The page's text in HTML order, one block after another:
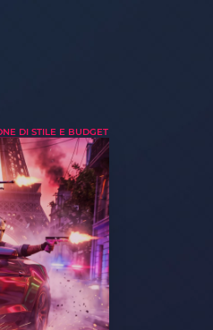
DI STILE E BUDGET